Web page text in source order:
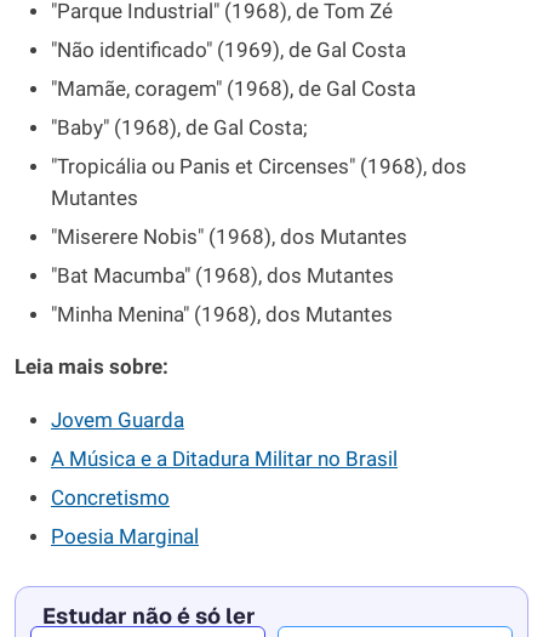
"Parque Industrial" (1968), de Tom Zé
"Não identificado" (1969), de Gal Costa
"Mamãe, coragem" (1968), de Gal Costa
"Baby" (1968), de Gal Costa;
"Tropicália ou Panis et Circenses" (1968), dos
Mutantes
"Miserere Nobis" (1968), dos Mutantes
"Bat Macumba" (1968), dos Mutantes
"Minha Menina" (1968), dos Mutantes
Leia mais sobre:
Jovem Guarda
A Música e a Ditadura Militar no Brasil
Concretismo
Poesia Marginal
Estudar não é só ler